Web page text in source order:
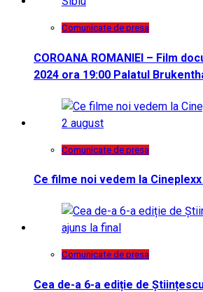
Comunicate de presa
COROANA ROMANIEI – Film
2024 ora 19:00 Palatul
Comunicate de presa
Ce filme noi vedem la
Comunicate de presa
Cea de-a 6-a ediție de